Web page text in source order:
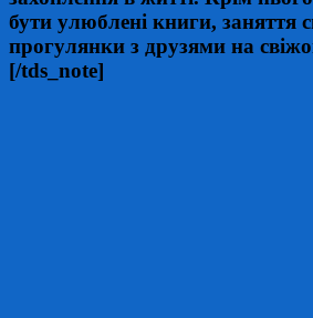
бути улюблені книги, заняття
прогулянки з друзями на
[/tds_note]